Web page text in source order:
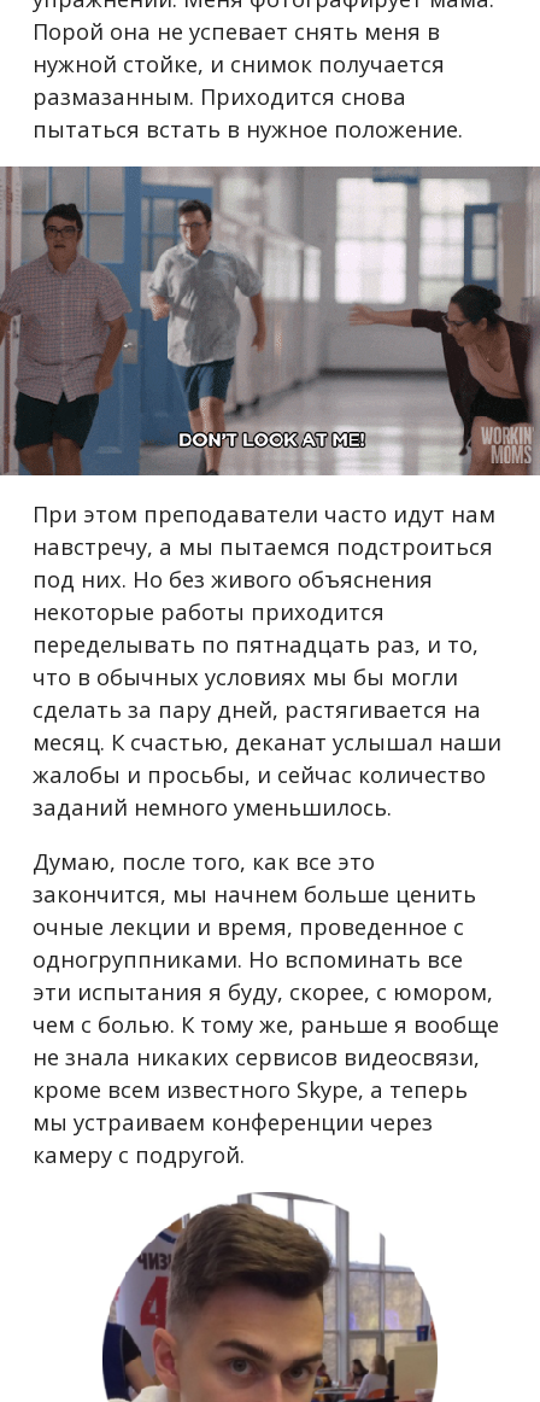
Порой она не успевает снять меня в
нужной стойке, и снимок получается
размазанным. Приходится снова
пытаться встать в нужное положение.
При этом преподаватели часто идут нам
навстречу, а мы пытаемся подстроиться
под них. Но без живого объяснения
некоторые работы приходится
переделывать по пятнадцать раз, и то,
что в обычных условиях мы бы могли
сделать за пару дней, растягивается на
месяц. К счастью, деканат услышал наши
жалобы и просьбы, и сейчас количество
заданий немного уменьшилось.
Думаю, после того, как все это
закончится, мы начнем больше ценить
очные лекции и время, проведенное с
одногруппниками. Но вспоминать все
эти испытания я буду, скорее, с юмором,
чем с болью. К тому же, раньше я вообще
не знала никаких сервисов видеосвязи,
кроме всем известного Skype, а теперь
мы устраиваем конференции через
камеру с подругой.